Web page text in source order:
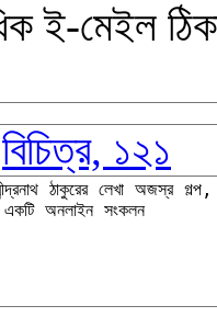
ই-মেইল
বিচিত্র, ১২১